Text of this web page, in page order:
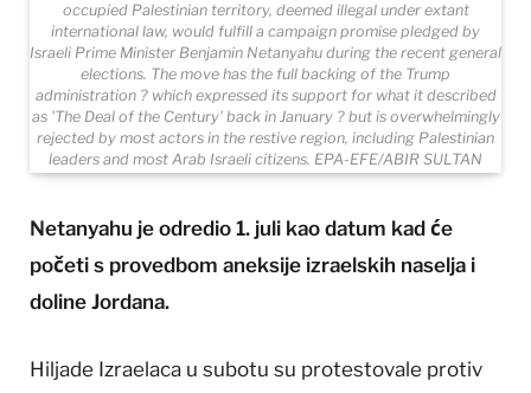
occupied Palestinian territory, deemed illegal under extant
international law, would fulfill a campaign promise pledged by
Israeli Prime Minister Benjamin Netanyahu during the recent general
elections. The move has the full backing of the Trump
administration ? which expressed its support for what it described
as 'The Deal of the Century' back in January ? but is overwhelmingly
rejected by most actors in the restive region, including Palestinian
leaders and most Arab Israeli citizens. EPA-EFE/ABIR SULTAN
Netanyahu je odredio 1. juli kao datum kad će
početi s provedbom aneksije izraelskih naselja i
doline Jordana.
Hiljade Izraelaca u subotu su protestovale protiv